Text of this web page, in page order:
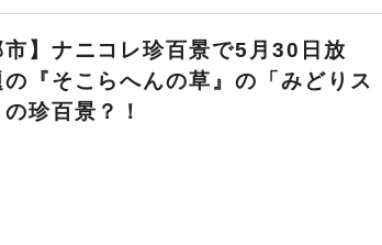
市】ナニコレ珍百景で5月30日放
『そこらへんの草』の「みどりス
珍百景？！